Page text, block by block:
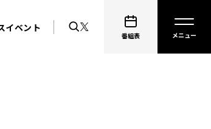
イベント
番組表